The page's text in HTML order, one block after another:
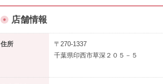
店舗情報
住所
〒270-1337
千葉県印西市草深２０５－５